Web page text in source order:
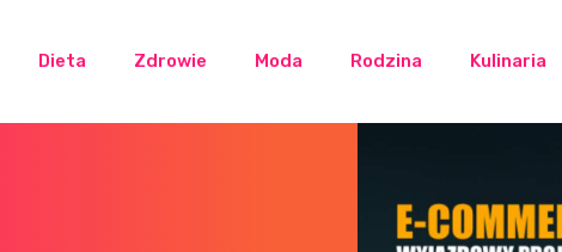
Dieta Zdrowie Moda Rodzina Kulinaria